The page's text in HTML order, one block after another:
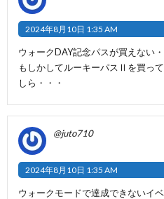
2024年8月10日 1:35 AM
ウォークDAY記念パスが買えない・
もしかしてルーキーパスⅡを買っ
しら・・・
@juto710
2024年8月10日 1:35 AM
ウォークモードで達成できないイ